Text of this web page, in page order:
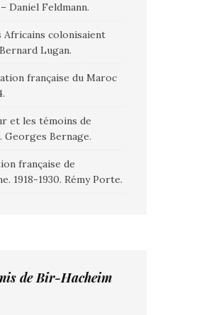
Daniel Feldmann.
Africains colonisaient
Lugan.
française du Maroc
et les témoins de
Georges Bernage.
française de
1918-1930. Rémy Porte.
de Bir-Hacheim